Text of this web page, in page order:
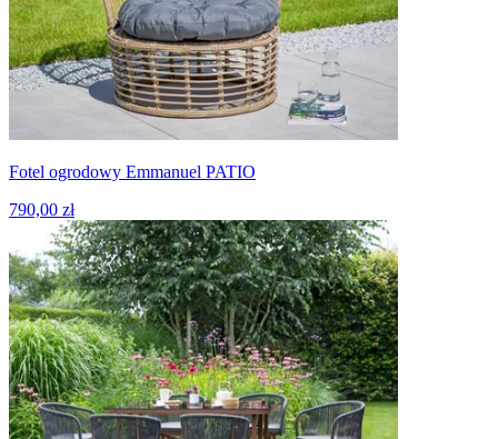
Fotel ogrodowy Emmanuel PATIO
790,00 zł